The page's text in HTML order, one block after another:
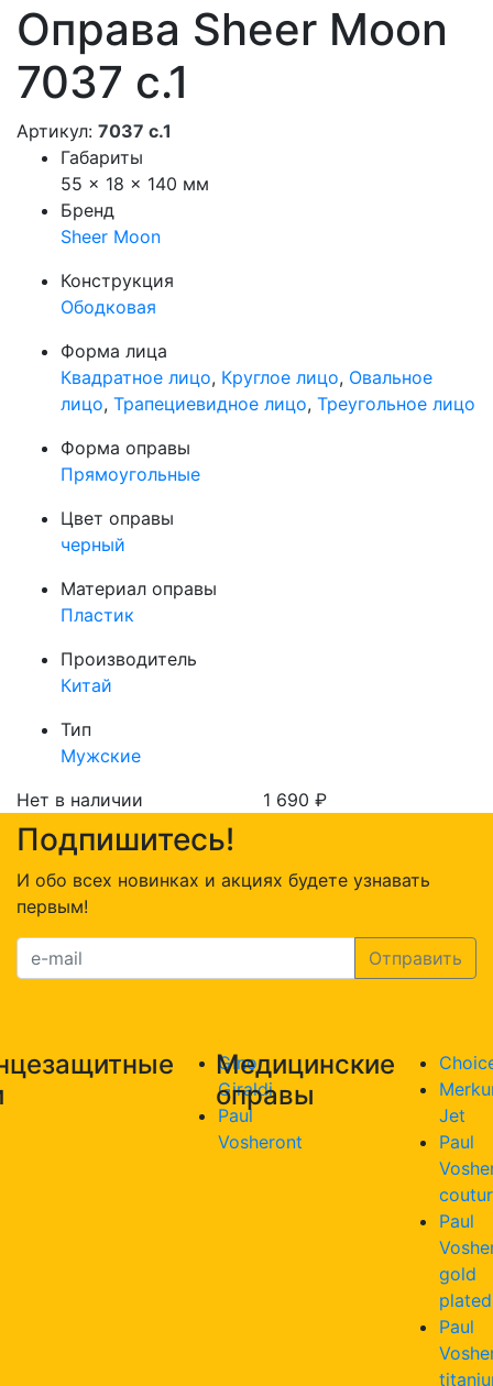
Оправа Sheer Moon
7037 с.1
Артикул: 7037 с.1
Габариты
55 × 18 × 140 мм
Бренд
Sheer Moon
Конструкция
Ободковая
Форма лица
Квадратное лицо, Круглое лицо, Овальное
лицо, Трапециевидное лицо, Треугольное лицо
Форма оправы
Прямоугольные
Цвет оправы
черный
Материал оправы
Пластик
Производитель
Китай
Тип
Мужские
Нет в наличии
1 690 ₽
Подпишитесь!
И обо всех новинках и акциях будете узнавать
первым!
Gino
Giraldi
Paul
Vosheront
Медицинские
оправы
Jet
Paul
Paul
gold
plated
Paul